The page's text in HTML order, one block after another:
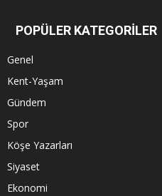
POPÜLER KATEGORİLER
Genel
Kent-Yaşam
Gündem
Spor
Köşe Yazarları
Siyaset
Ekonomi